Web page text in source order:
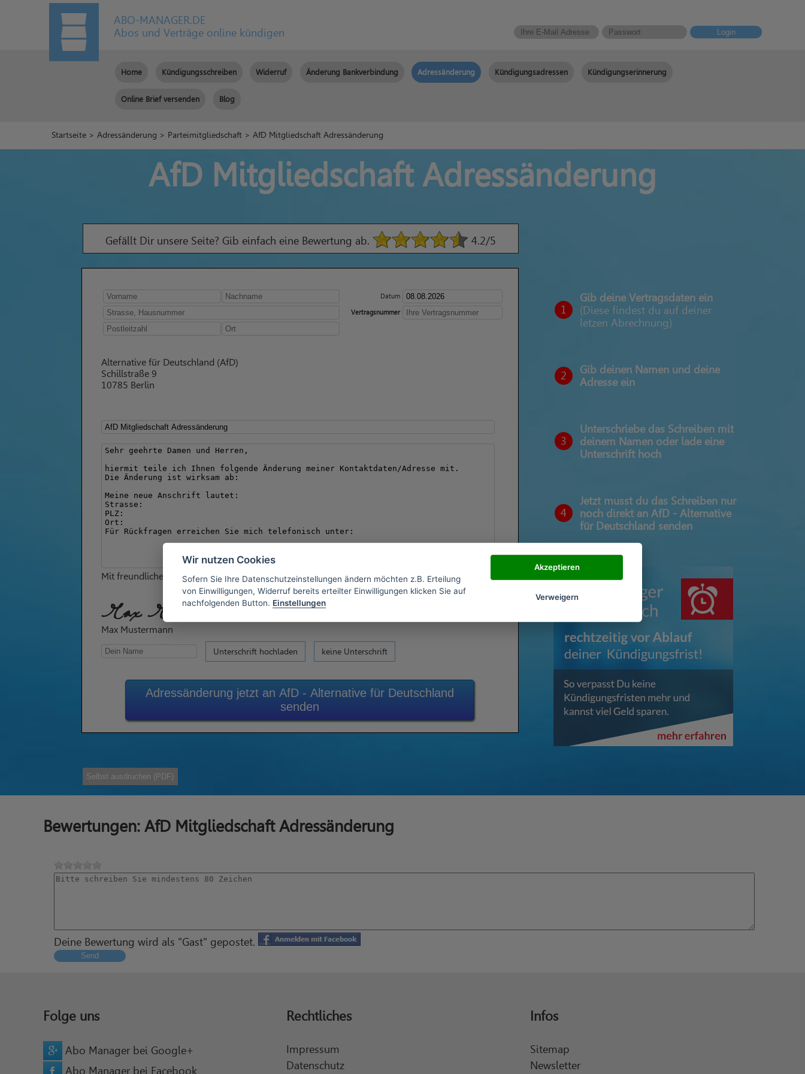
ABO-MANAGER.DE
Abos und Verträge online kündigen
Login
Home Kündigungsschreiben Widerruf Änderung Bankverbindung Adressänderung Kündigungsadressen Kündigungserinnerung
Online Brief versenden Blog
Startseite >Adressänderung > Parteimitgliedschaft > AfD Mitgliedschaft Adressänderung
AfD Mitgliedschaft Adressänderung
Gefällt Dir unsere Seite? Gib einfach eine Bewertung ab. 4.2/5
Datum
Vertragsnummer
Alternative für Deutschland (AfD)
Schillstraße 9
10785 Berlin
Mit freundlichen Grüßen
Max Mustermann
Max Mustermann
Unterschrift hochladen keine Unterschrift
Adressänderung jetzt an AfD - Alternative für Deutschland
senden
1
Gib deine Vertragsdaten ein
(Diese findest du auf deiner
letzen Abrechnung)
2
Gib deinen Namen und deine
Adresse ein
3
Unterschriebe das Schreiben mit
deinem Namen oder lade eine
Unterschrift hoch
4
Jetzt musst du das Schreiben nur
noch direkt an AfD - Alternative
für Deutschland senden
Selbst ausdruchen (PDF)
Bewertungen: AfD Mitgliedschaft Adressänderung
Deine Bewertung wird als "Gast" gepostet.
Send
Folge uns
Abo Manager bei Google+
Abo Manager bei Facebook
Rechtliches
Impressum
Datenschutz
Infos
Sitemap
Newsletter
Wir nutzen Cookies
Sofern Sie Ihre Datenschutzeinstellungen ändern möchten z.B. Erteilung
von Einwilligungen, Widerruf bereits erteilter Einwilligungen klicken Sie auf
nachfolgenden Button. Einstellungen
Akzeptieren
Verweigern